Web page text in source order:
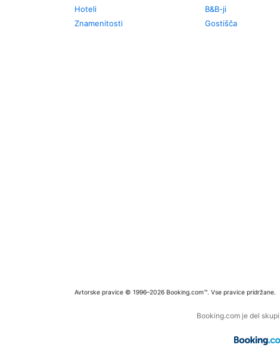
Hoteli
Znamenitosti
B&B-ji
Gostišča
Avtorske pravice © 1996–2026 Booking.com™. Vse pravice pridržane.
Booking.com je del